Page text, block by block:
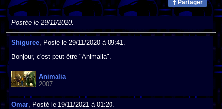
Partager
Postée le 29/11/2020.
Shiguree, Posté le 29/11/2020 à 09:41.
Bonjour, c'est peut-être "Animalia".
Animalia
2007
Omar, Posté le 19/11/2021 à 01:20.